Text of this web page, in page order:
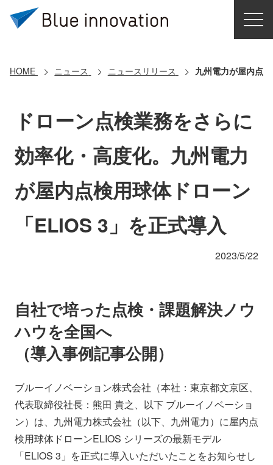
導入事例
コアテクノロジー
クラウドモビリティ研究所
採用情報
IR情報
HOME ニュース ニュースリリース 九州電力が屋内点
ドローン点検業務をさらに
効率化・高度化。九州電力
が屋内点検用球体ドローン
「ELIOS 3」を正式導入
2023/5/22
自社で培った点検・課題解決ノウ
ハウを全国へ
（導入事例記事公開）
ブルーイノベーション株式会社（本社：東京都文京区、
代表取締役社長：熊田 貴之、以下 ブルーイノベーショ
ン）は、九州電力株式会社（以下、九州電力）に屋内点
検用球体ドローンELIOS シリーズの最新モデル
「ELIOS 3」を正式に導入いただいたことをお知らせし